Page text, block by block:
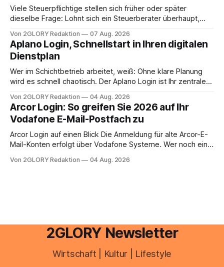
Viele Steuerpflichtige stellen sich früher oder später
dieselbe Frage: Lohnt sich ein Steuerberater überhaupt,
erledigen? Die kurze Antwort: Bei einfachen
Einkommensverhältnissen reicht häufig eine Steuersoftware
aus – sobald jedoch mehrere Einkunftsarten
zusammentreffen oder größere finanzielle Veränderungen
anstehen, zahlt sich professionelle Unterstützung meist
Von 2GLORY Redaktion 07 Aug. 2026
Aplano Login, Schnellstart in Ihren digitalen
Dienstplan
Wer im Schichtbetrieb arbeitet, weiß: Ohne klare Planung
wird es schnell chaotisch. Der Aplano Login ist Ihr zentraler
abwesenheiten und die gesamte kommunikation rund um
Ihr personal digital zu organisieren. In diesem Leitfaden
erfahren Sie alles, was Sie für einen reibungslosen Einstieg
brauchen, von der Registrierung
Von 2GLORY Redaktion 04 Aug. 2026
Arcor Login: So greifen Sie 2026 auf Ihr
Vodafone E-Mail-Postfach zu
Arcor Login auf einen Blick Die Anmeldung für alte Arcor-E-
Mail-Konten erfolgt über Vodafone Systeme. Wer noch eine
besitzt, loggt sich heute über das Vodafone E-Mail & Cloud
Von 2GLORY Redaktion 04 Aug. 2026
2GLORY Newsletter
Wirtschaft | Kultur | Lifestyle